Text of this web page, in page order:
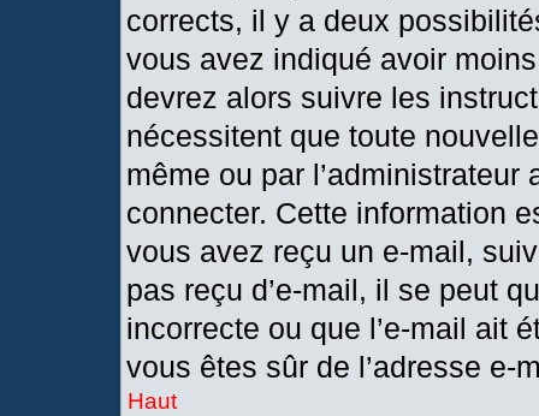
corrects, il y a deux
vous avez indiqué avoir
devrez alors suivre les
nécessitent que toute
même ou par
connecter. Cette information
vous avez reçu un e-mail,
pas reçu d’e-mail, il se peut
incorrecte ou que l’e-mail ait
vous êtes sûr de l’adresse e-
Haut